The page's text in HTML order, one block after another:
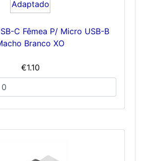
C Fêmea P/ Micro USB-B
Branco XO
€1.10